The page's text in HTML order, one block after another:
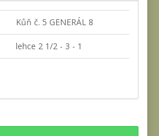
Kůň č. 5 GENERÁL 8
lehce 2 1/2 - 3 - 1